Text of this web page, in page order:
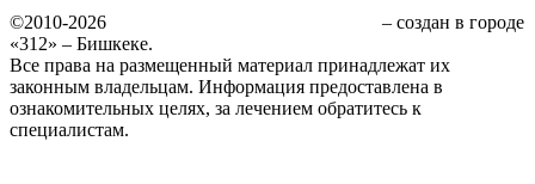
©2010-2026
– создан в городе
«312» – Бишкеке.
Все права на размещенный материал принадлежат их
законным владельцам. Информация предоставлена в
ознакомительных целях, за лечением обратитесь к
специалистам.